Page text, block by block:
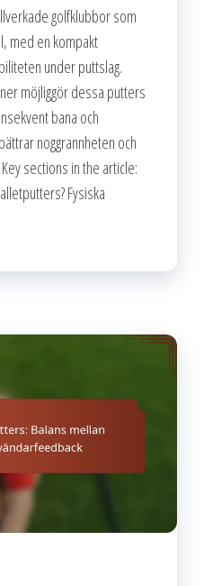
golfklubbor som
med en kompakt
under puttslag.
möjliggör dessa putters
bana och
noggrannheten och
sections in the article:
Fysiska